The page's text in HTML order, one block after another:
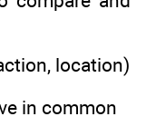
location)
in common